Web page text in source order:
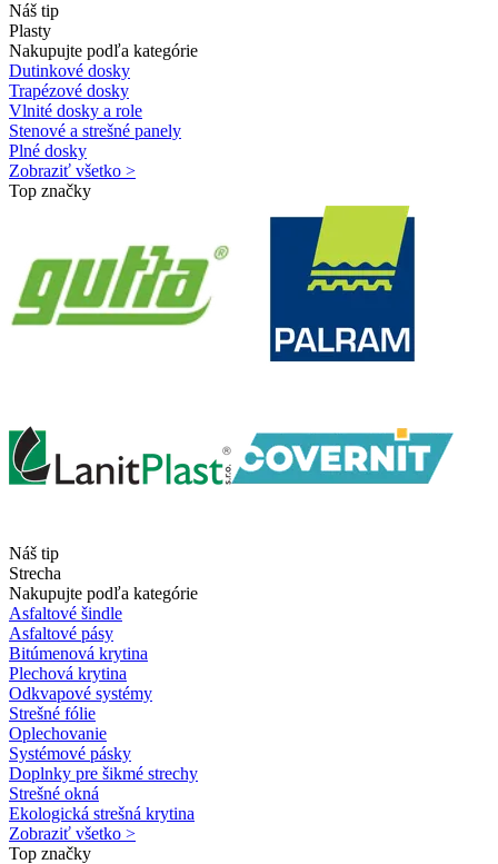
Náš tip
Plasty
Nakupujte podľa kategórie
Dutinkové dosky
Trapézové dosky
Vlnité dosky a role
Stenové a strešné panely
Plné dosky
Zobraziť všetko >
Top značky
Náš tip
Strecha
Nakupujte podľa kategórie
Asfaltové šindle
Asfaltové pásy
Bitúmenová krytina
Plechová krytina
Odkvapové systémy
Strešné fólie
Oplechovanie
Systémové pásky
Doplnky pre šikmé strechy
Strešné okná
Ekologická strešná krytina
Zobraziť všetko >
Top značky